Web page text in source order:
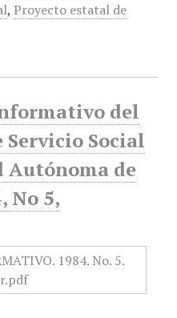
, Proyecto estatal de
del
Social
Autónoma de
No 5,